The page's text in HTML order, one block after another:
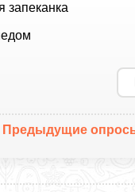
запеканка
Предыдущие